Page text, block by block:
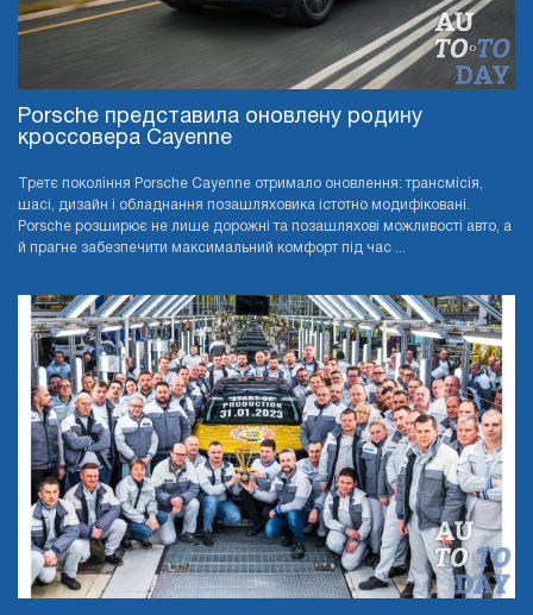
Porsche представила оновлену родину
кроссовера Cayenne
Третє покоління Porsche Cayenne отримало оновлення: трансмісія,
шасі, дизайн і обладнання позашляховика істотно модифіковані.
Porsche розширює не лише дорожні та позашляхові можливості авто, а
й прагне забезпечити максимальний комфорт під час ...